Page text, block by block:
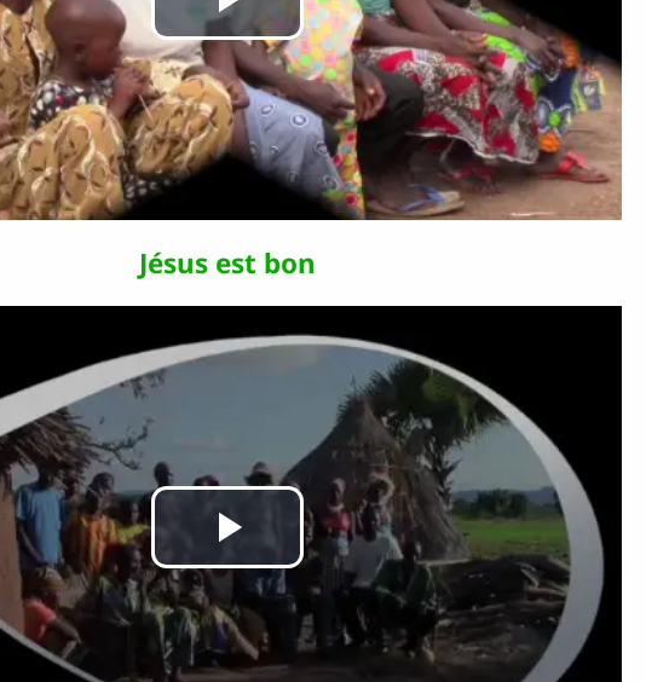
Lire
la
vidéo
Jésus est bon
Lire
la